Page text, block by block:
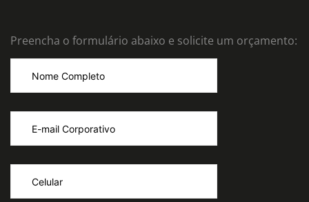
Preencha o formulário abaixo e solicite um orçamento: